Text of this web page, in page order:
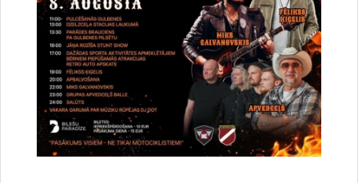
Izmanto Google Analytics, lai samazinātu
pieprasījuma līmeni.
1 minūte
_gid